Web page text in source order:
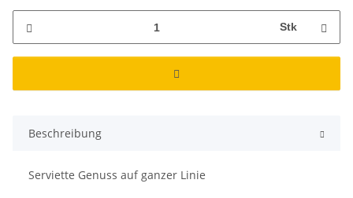
Stk
Beschreibung
Serviette Genuss auf ganzer Linie